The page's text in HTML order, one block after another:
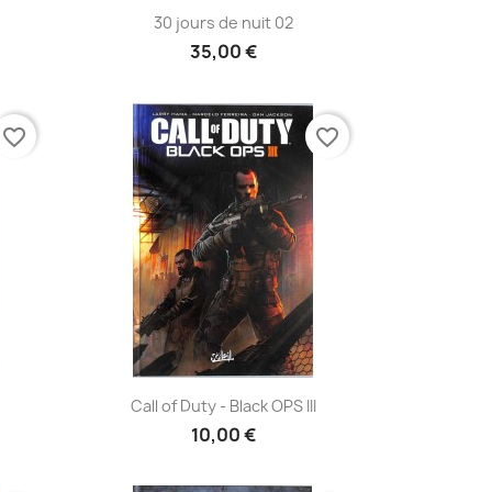
 Aperçu rapide
30 jours de nuit 02
35,00 €
favorite_border
Aperçu rapide
Call of Duty - Black OPS III
10,00 €
favorite_border